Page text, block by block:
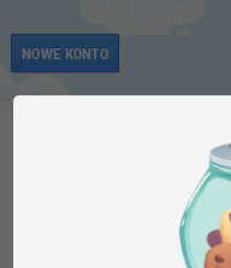
NOWE KONTO
Minecraft
dla wersji: